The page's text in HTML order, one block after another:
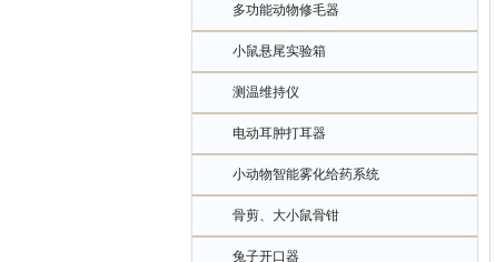
多功能动物修毛器
小鼠悬尾实验箱
测温维持仪
电动耳肿打耳器
小动物智能雾化给药系统
骨剪、大小鼠骨钳
兔子开口器